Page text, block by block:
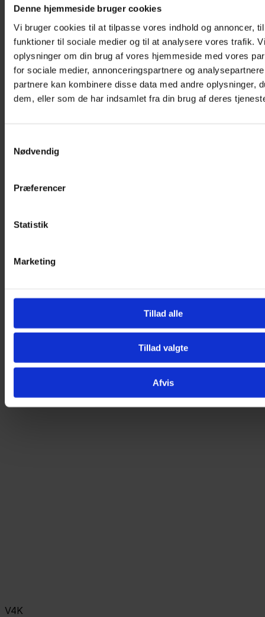
Denne hjemmeside bruger cookies
Vi bruger cookies til at tilpasse vores indhold og annoncer,
funktioner til sociale medier og til at analysere vores trafik.
oplysninger om din brug af vores hjemmeside med vores
for sociale medier, annonceringspartnere og
partnere kan kombinere disse data med andre oplysninger,
dem, eller som de har indsamlet fra din brug af deres
Nødvendig
Præferencer
Statistik
Marketing
Tillad alle
Tillad valgte
Afvis
V4K